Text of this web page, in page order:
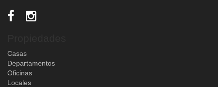
Casas
Departamentos
Oficinas
Locales